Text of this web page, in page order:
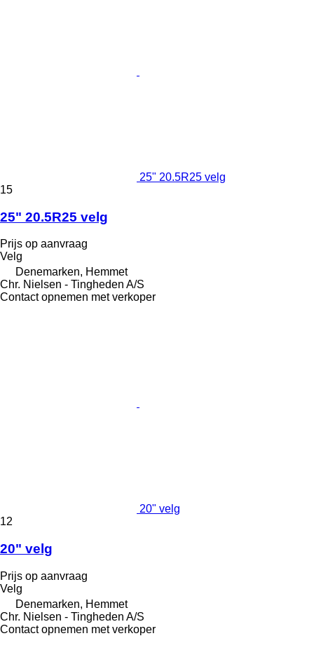
25" 20.5R25 velg
15
25" 20.5R25 velg
Prijs op aanvraag
Velg
Denemarken, Hemmet
Chr. Nielsen - Tingheden A/S
Contact opnemen met verkoper
20" velg
12
20" velg
Prijs op aanvraag
Velg
Denemarken, Hemmet
Chr. Nielsen - Tingheden A/S
Contact opnemen met verkoper